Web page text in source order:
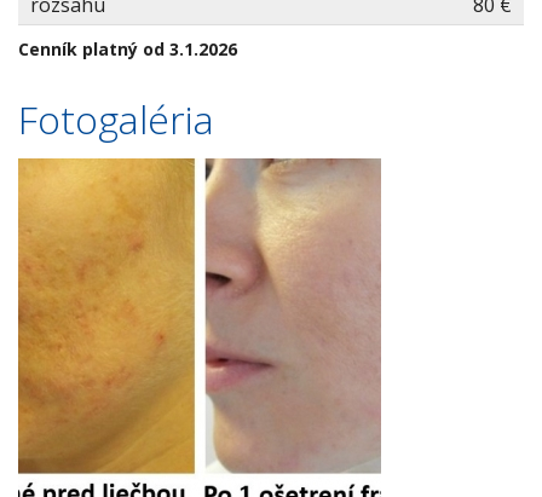
Cenník platný od 3.1.2026
Fotogaléria